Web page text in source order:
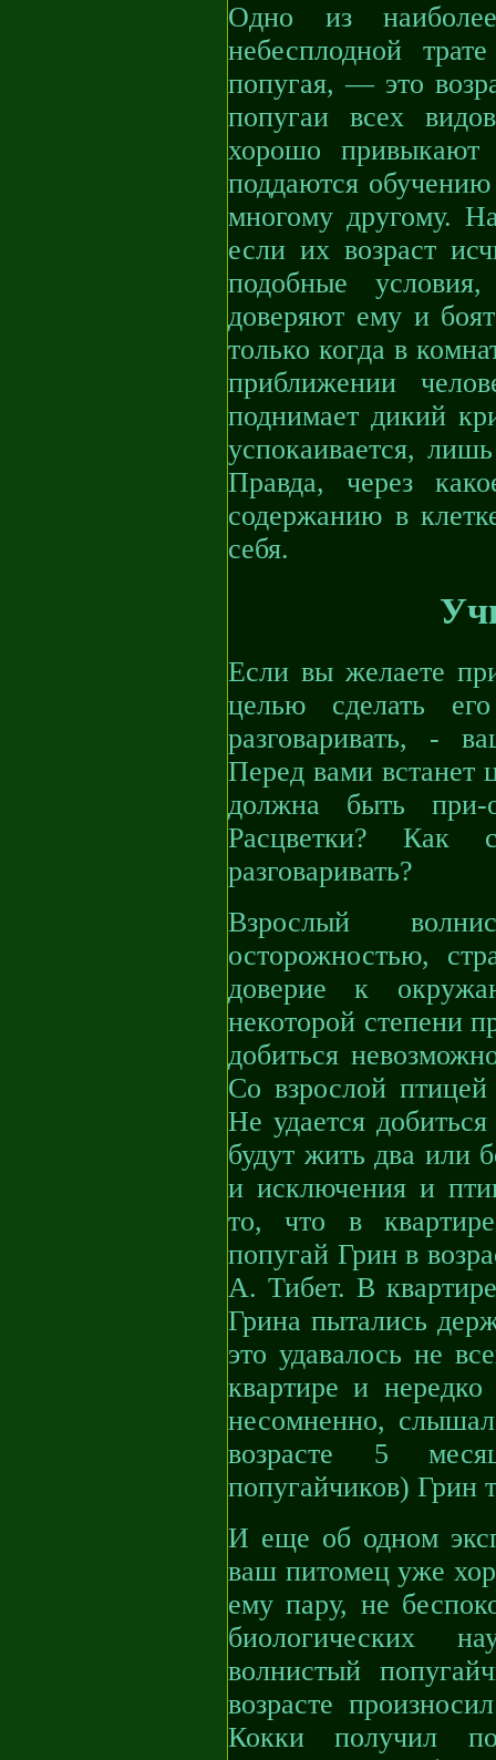
Одно из
небесплодной
попугая, — это
попугаи всех
хорошо
поддаются
многому другому.
если их возраст
подобные
доверяют ему и
только когда в
приближении
поднимает дикий
успокаивается,
Правда, через
содержанию в
себя.
Если вы желаете
целью сделать
разговаривать, -
Перед вами встанет
должна быть при-
Расцветки? Как
разговаривать?
Взрослый
осторожностью,
доверие к
некоторой степени
добиться
Со взрослой
Не удается
будут жить два или
и исключения и
то, что в
попугай Грин в
А. Тибет. В
Грина пытались
это удавалось не
квартире и
несомненно,
возрасте 5
попугайчиков) Грин
И еще об одном
ваш питомец уже
ему пару, не
биологических
волнистый
возрасте
Кокки получил